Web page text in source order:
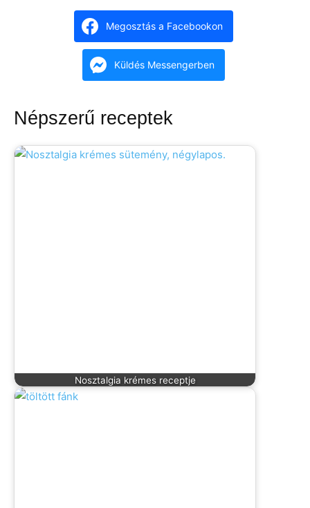
Megosztás a Facebookon
Küldés Messengerben
Népszerű receptek
Nosztalgia krémes receptje